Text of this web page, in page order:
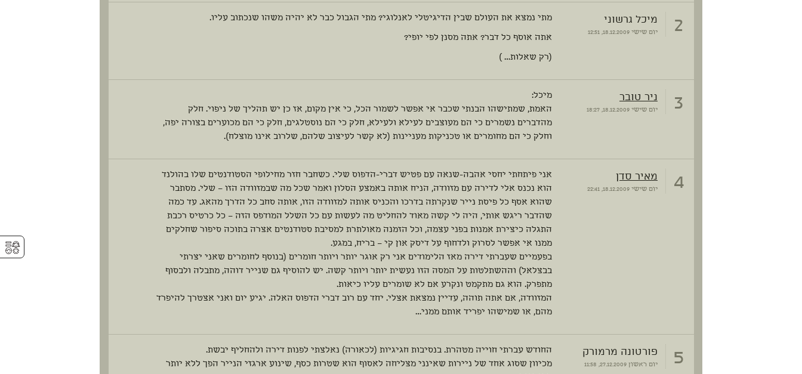
2 מיכל גרשוני
יום שישי
מתי נמצא את העולם שבין הדיגיטלי לאנלוגי? מתי הגבול כבר לא יהיה משהו שנכתוב עליו.
אתה אוסף כל דבר? אתה מסנן לפי יופי?
(רק שאלות… )
3 ניר טובר
יום שישי
מיכל:
האמת, שמתישהו הבנתי שכבר אי אפשר לשמור הכל, כי אין מקום, אז כן יש תהליך של ניפוי. חלק
מהדברים נשמרים כי הם מעוצבים לעילא ולעילא, חלק כי הם נוסטלגים, חלק כי הם מכוערים בצורה יפה,
וחלק כי הם מחומרים או טכניקות מעניינות (לא קשר לעיצוב שלהם, שלרוב אינו מוצלח).
4 מאיר סדן
יום שישי
אני פיתחתי יחסי אהבה-שנאה עם פטיש דברי-הדפוס שלי. כשחבר חזר מחילופי הסטודנטים שלו בהולנד
הוא נכנס אלי לדירה עם מזוודה, הניח אותה באמצע הסלון ואמר שכל מה שבמזוודה הזו – שלי. מסתבר
שהוא אסף כל פיסת נייר שנקרתה בדרכו והכניס אותה למזוודה הזו, אותה סחב כל הדרך מהאג. עד כמה
שהדבר ריגש אותי, היה לי קשה מאוד להחליט מה לעשות עם כל השלל המודפס הזה – כל כרטיס רכבת
התגלה כיצירת אמנות בפני עצמה, וכל הזמנה מאולתרת למסיבת סטודנטים אצרה בתוכה סיפור שחלקים
ממנו אי אפשר לסרוק ולדחוף על דיסק און קי – בריח, במגע.
בפעמיים שעברתי דירה מאז הלימודים אני רק אוגר יותר ויותר חומרים (בנוסף לחומרים שאני יצרתי
בבצלאל) וההשתלטות על המסה הזו נעשית יותר ויותר קשה. יש להוסיף גם שנייר דוהה, מתבלה ולבסוף
מתפרק. הוא גם מתקמט ונקרע אם לא שומרים עליו כיאות.
המזוודה, אם אתה תוהה, עדיין נמצאת אצלי. יחד עם רוב דברי הדפוס האלה. יגיע יום ואני אצטרך להיפרד
מהם, או שמישהו יפריד אותם ממני…
5 פורטונה מרמורק
יום ראשון
החודש עברתי חוייה מטהרת. בנסיבות חגיגיות (לכאורה) נאלצתי לפנות דירה ולהחליף יבשת.
מכיוון שסוג אחד של ניירות שאינני מצליחה לאסוף הוא שטרות כסף, שינוע ארגזי הנייר הפך ללא יותר
⚥︎